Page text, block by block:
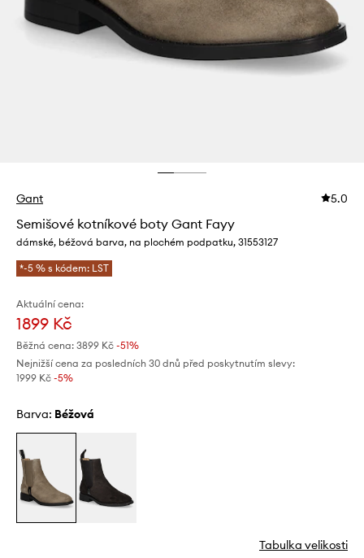
Gant 5.0
Semišové kotníkové boty Gant Fayy
dámské, béžová barva, na plochém podpatku, 31553127
*-5 % s kódem: LST
Aktuální cena:
1899 Kč
Běžná cena: 3899 Kč -51%
Nejnižší cena za posledních 30 dnů před poskytnutím slevy:
1999 Kč -5%
Barva: béžová
Tabulka velikosti